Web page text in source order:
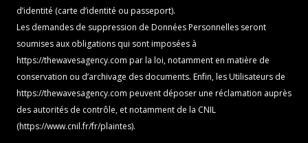
d’identité (carte d’identité ou passeport).
Les demandes de suppression de Données Personnelles seront
soumises aux obligations qui sont imposées à
https://thewavesagency.com par la loi, notamment en matière de
conservation ou d’archivage des documents. Enfin, les Utilisateurs de
https://thewavesagency.com peuvent déposer une réclamation auprès
des autorités de contrôle, et notamment de la CNIL
(https://www.cnil.fr/fr/plaintes).